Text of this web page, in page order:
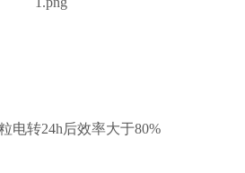
电转24h后效率大于80%